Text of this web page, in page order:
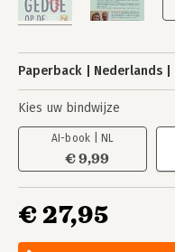
Paperback Nederlands
Kies uw bindwijze
AI-book | NL
€ 9,99
€ 27,95